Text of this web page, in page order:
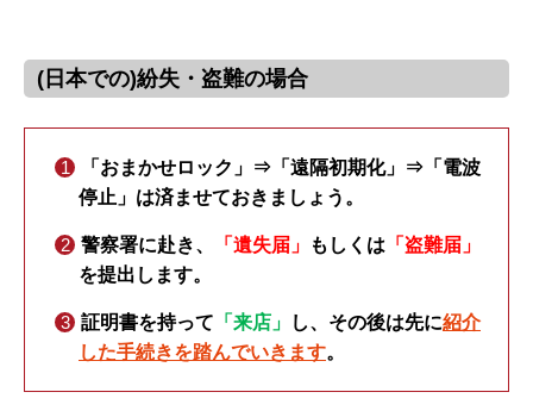
(日本での)紛失・盗難の場合
「おまかせロック」⇒「遠隔初期化」⇒「電波
停止」は済ませておきましょう。
警察署に赴き、 「遺失届」 もしくは 「盗難届」
を提出します。
証明書を持って 「来店」 し、その後は先に紹介
した手続きを踏んでいきます。